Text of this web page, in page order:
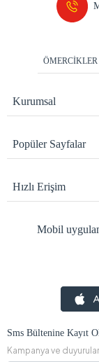
Kurumsal
Popüler Sayfalar
Hızlı Erişim
Mobil
Sms Bültenine Kayıt
Kampanya ve